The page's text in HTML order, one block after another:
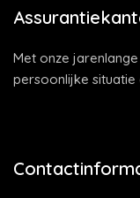
Met onze
persoonlijke situatie